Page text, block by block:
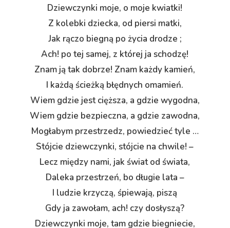
Dziewczynki moje, o moje kwiatki!
Z kolebki dziecka, od piersi matki,
Jak rączo biegną po życia drodze ;
Ach! po tej samej, z której ja schodzę!
Znam ją tak dobrze! Znam każdy kamień,
I każdą ścieżką błędnych omamień.
Wiem gdzie jest cięższa, a gdzie wygodna,
Wiem gdzie bezpieczna, a gdzie zawodna,
Mogłabym przestrzedz, powiedzieć tyle …
Stójcie dziewczynki, stójcie na chwile! –
Lecz między nami, jak świat od świata,
Daleka przestrzeń, bo długie lata –
I ludzie krzyczą, śpiewają, piszą
Gdy ja zawołam, ach! czy dosłyszą?
Dziewczynki moje, tam gdzie biegniecie,